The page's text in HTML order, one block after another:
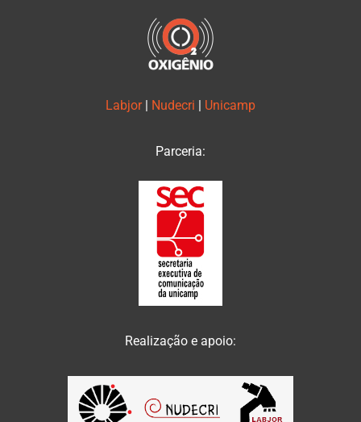
Labjor | Nudecri | Unicamp
Parceria:
Realização e apoio: